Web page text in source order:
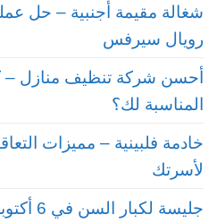
شغالة مقيمة أجنبية – حل
رويال سيرفس
أحسن شركة تنظيف منازل –
المناسبة لك؟
خادمة فلبينية – مميزات
لأسرتك
جليسة